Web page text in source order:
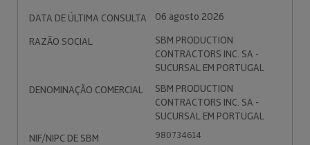
DATA DE ÚLTIMA CONSULTA
06 agosto 2026
RAZÃO SOCIAL
SBM PRODUCTION
CONTRACTORS INC. SA -
SUCURSAL EM PORTUGAL
DENOMINAÇÃO COMERCIAL
SBM PRODUCTION
CONTRACTORS INC. SA -
SUCURSAL EM PORTUGAL
NIF/NIPC DE SBM
980734614